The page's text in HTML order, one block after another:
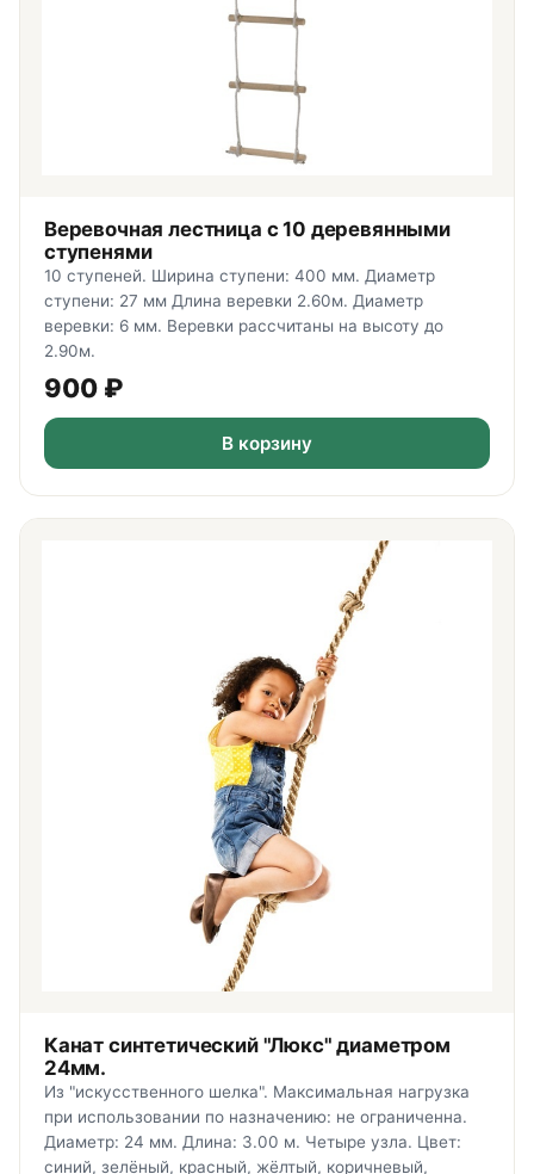
Веревочная лестница с 10 деревянными
ступенями
10 ступеней. Ширина ступени: 400 мм. Диаметр
ступени: 27 мм Длина веревки 2.60м. Диаметр
веревки: 6 мм. Веревки рассчитаны на высоту до
2.90м.
900 ₽
В корзину
Канат синтетический "Люкс" диаметром
24мм.
Из "искусственного шелка". Максимальная нагрузка
при использовании по назначению: не ограниченна.
Диаметр: 24 мм. Длина: 3.00 м. Четыре узла. Цвет:
синий, зелёный, красный, жёлтый, коричневый,